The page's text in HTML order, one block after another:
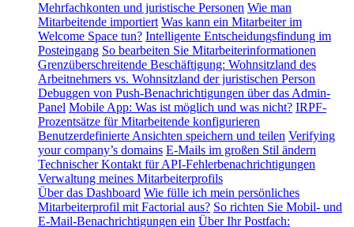
Mehrfachkonten und juristische Personen Wie man
Mitarbeitende importiert Was kann ein Mitarbeiter im
Welcome Space tun? Intelligente Entscheidungsfindung im
Posteingang So bearbeiten Sie Mitarbeiterinformationen
Grenzüberschreitende Beschäftigung: Wohnsitzland des
Arbeitnehmers vs. Wohnsitzland der juristischen Person
Debuggen von Push-Benachrichtigungen über das Admin-
Panel Mobile App: Was ist möglich und was nicht? IRPF-
Prozentsätze für Mitarbeitende konfigurieren
Benutzerdefinierte Ansichten speichern und teilen Verifying
your company’s domains E-Mails im großen Stil ändern
Technischer Kontakt für API-Fehlerbenachrichtigungen
Verwaltung meines Mitarbeiterprofils
Über das Dashboard Wie fülle ich mein persönliches
Mitarbeiterprofil mit Factorial aus? So richten Sie Mobil- und
E-Mail-Benachrichtigungen ein Über Ihr Postfach: